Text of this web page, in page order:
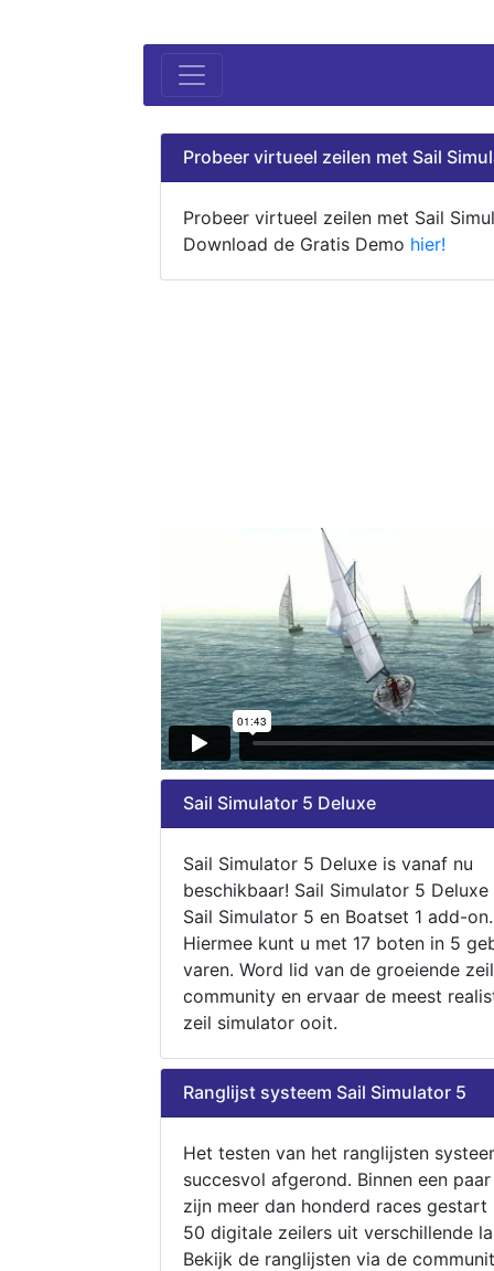
Probeer virtueel zeilen met Sail
Probeer virtueel zeilen met Sail
Download de Gratis Demo hier!
Sail Simulator 5 Deluxe
Sail Simulator 5 Deluxe is vanaf nu
beschikbaar! Sail Simulator 5
Sail Simulator 5 en Boatset 1 add-on.
Hiermee kunt u met 17 boten in 5
varen. Word lid van de groeiende zeil
community en ervaar de meest
zeil simulator ooit.
Ranglijst systeem Sail Simulator 5
Het testen van het ranglijsten
succesvol afgerond. Binnen een
zijn meer dan honderd races gestart
50 digitale zeilers uit verschillende
Bekijk de ranglijsten via de